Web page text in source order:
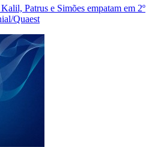
Patrus e Simões empatam em 2º
Quaest